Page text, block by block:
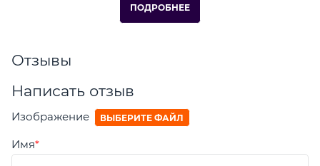
ПОДРОБНЕЕ
Отзывы
Написать отзыв
Изображение ВЫБЕРИТЕ ФАЙЛ
Имя